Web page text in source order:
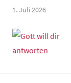
1. Juli 2026